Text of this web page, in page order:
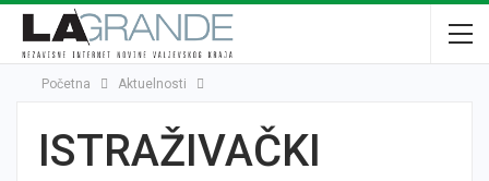
Početna Aktuelnosti
ISTRAŽIVAČKI